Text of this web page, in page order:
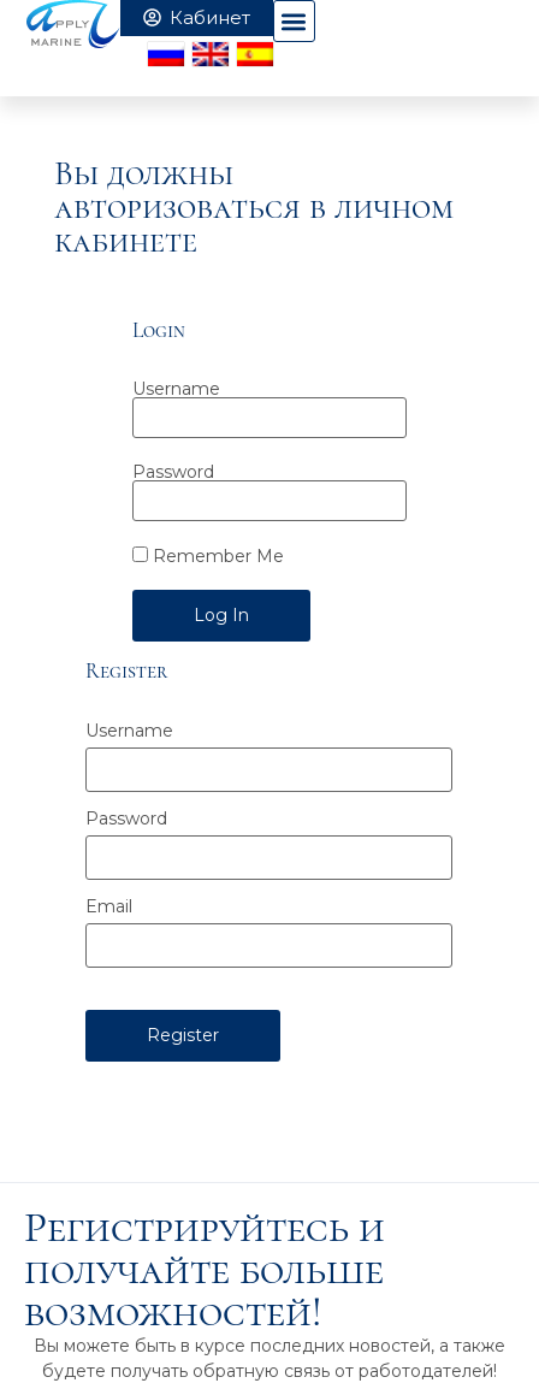
Вы должны
авторизоваться в личном
кабинете
Login
Username
Password
Remember Me
Alternative:
Register
Username
Password
Email
Регистрируйтесь и
получайте больше
возможностей!
Вы можете быть в курсе последних новостей, а также
будете получать обратную связь от работодателей!